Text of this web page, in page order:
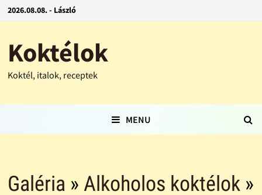
2026.08.08. - László
Koktélok
Koktél, italok, receptek
MENU
Galéria » Alkoholos koktélok»